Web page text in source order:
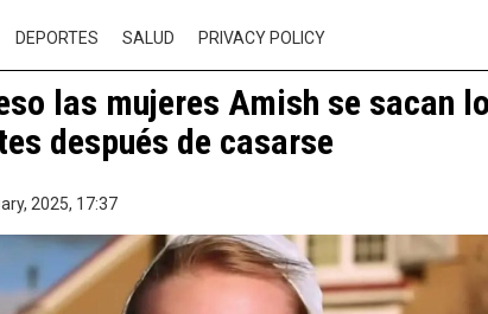
DEPORTES SALUD PRIVACY POLICY
las mujeres Amish se sacan
después de casarse
2025, 17:37